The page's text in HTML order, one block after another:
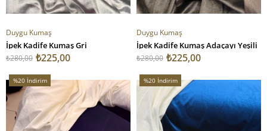
Duygu Kumaş
İpek Kadife Kumaş Gri
₺225,00
₺280,00
Duygu Kumaş
İpek Kadife Kumaş Adaçayı Yeşili
₺225,00
₺280,00
%20 İndirim
%20İndirim
%20 İndirim
%20İndirim